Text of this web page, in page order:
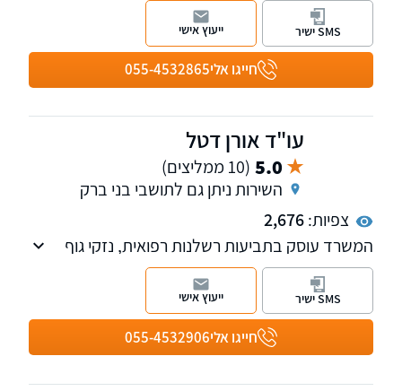
ניהל במהלך שנותיו תביעות גדולות ומשמעותיות
בתחום הנזיקין, לרבות בתביעות רשלנות רפואית,
נזקי גוף ותביעות ביטוח.
חייגו אלי055-4532865
SMS ישיר ייעוץ אישי
עו"ד אורן דטל
5.0 (10 ממליצים)
השירות ניתן גם לתושבי בני ברק
צפיות:2,676
המשרד עוסק בתביעות רשלנות רפואית, נזקי גוף
והביטוח ובתביעות משרד הביטחון
חייגו אלי055-4532906
SMS ישיר ייעוץ אישי